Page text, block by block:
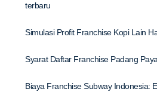
terbaru
Simulasi Profit Franchise Kopi Lain
Syarat Daftar Franchise Padang
Biaya Franchise Subway Indonesia: